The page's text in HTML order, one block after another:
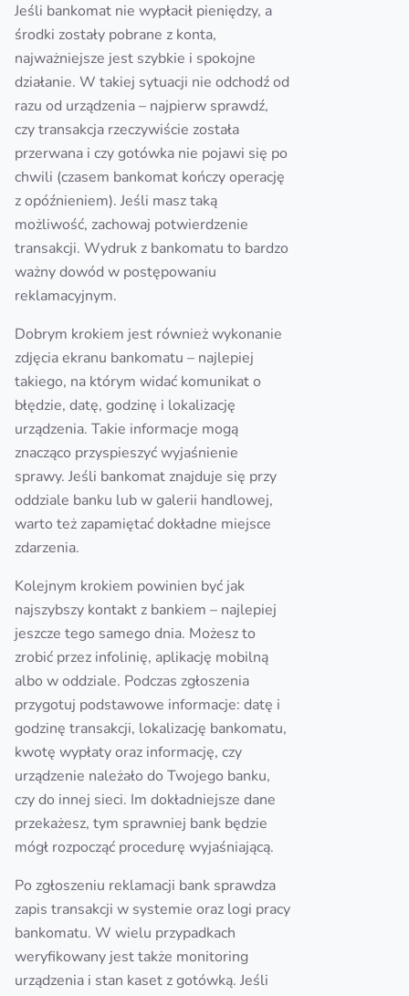
Jeśli bankomat nie wypłacił pieniędzy, a
środki zostały pobrane z konta,
najważniejsze jest szybkie i spokojne
działanie. W takiej sytuacji nie odchodź od
razu od urządzenia – najpierw sprawdź,
czy transakcja rzeczywiście została
przerwana i czy gotówka nie pojawi się po
chwili (czasem bankomat kończy operację
z opóźnieniem). Jeśli masz taką
możliwość, zachowaj potwierdzenie
transakcji. Wydruk z bankomatu to bardzo
ważny dowód w postępowaniu
reklamacyjnym.
Dobrym krokiem jest również wykonanie
zdjęcia ekranu bankomatu – najlepiej
takiego, na którym widać komunikat o
błędzie, datę, godzinę i lokalizację
urządzenia. Takie informacje mogą
znacząco przyspieszyć wyjaśnienie
sprawy. Jeśli bankomat znajduje się przy
oddziale banku lub w galerii handlowej,
warto też zapamiętać dokładne miejsce
zdarzenia.
Kolejnym krokiem powinien być jak
najszybszy kontakt z bankiem – najlepiej
jeszcze tego samego dnia. Możesz to
zrobić przez infolinię, aplikację mobilną
albo w oddziale. Podczas zgłoszenia
przygotuj podstawowe informacje: datę i
godzinę transakcji, lokalizację bankomatu,
kwotę wypłaty oraz informację, czy
urządzenie należało do Twojego banku,
czy do innej sieci. Im dokładniejsze dane
przekażesz, tym sprawniej bank będzie
mógł rozpocząć procedurę wyjaśniającą.
Po zgłoszeniu reklamacji bank sprawdza
zapis transakcji w systemie oraz logi pracy
bankomatu. W wielu przypadkach
weryfikowany jest także monitoring
urządzenia i stan kaset z gotówką. Jeśli